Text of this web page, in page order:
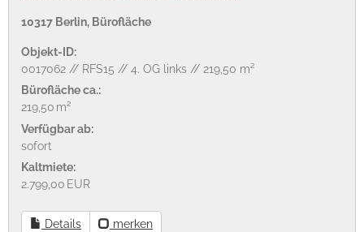
10317 Berlin, Bürofläche
Objekt-ID:
0017062 // RFS15 // 4. OG links // 219,50 m²
Bürofläche ca.:
219,50 m²
Verfügbar ab:
sofort
Kaltmiete:
2.799,00 EUR
Details merken